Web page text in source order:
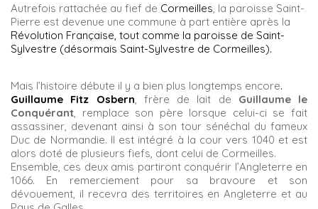
Autrefois rattachée au fief de Cormeilles , la paroisse Saint-
Pierre est devenue une commune à part entière après la
Révolution Française, tout comme la paroisse de Saint-
Sylvestre (désormais Saint-Sylvestre de Cormeilles).
Mais l’histoire débute il y a bien plus longtemps encore.
Guillaume Fitz Osbern , frère de lait de Guillaume le
Conquérant , remplace son père lorsque celui-ci se fait
assassiner, devenant ainsi à son tour sénéchal du fameux
Duc de Normandie. Il est intégré à la cour vers 1040 et est
alors doté de plusieurs fiefs, dont celui de Cormeilles.
Ensemble, ces deux amis partiront conquérir l’Angleterre en
1066. En remerciement pour sa bravoure et son
dévouement, il recevra des territoires en Angleterre et au